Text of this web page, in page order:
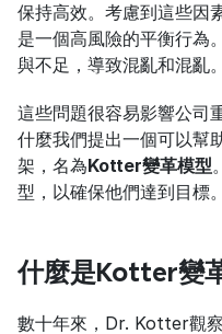
保持高效。考慮到這些因
是一個高風險的平衡行為
與不足，導致混亂和混亂。
這些問題很容易影響公司
什麼我們提出一個可以幫
架，名為Kotter變革模型
型，以確保他們達到目標。
什麼是Kotter變
數十年來，Dr. Kotter觀